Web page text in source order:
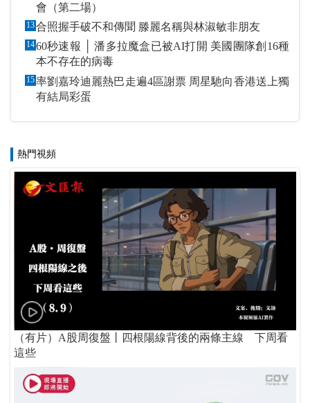
會（第二場）
13 合照握手破不和傳聞 滕麗名稱與林淑敏非朋友
1460秒速報 │ 潘多拉魔盒已被AI打開 美國團隊創16種
本不存在的病毒
15率劉嘉玲迪麗熱巴走遍4區謝票 周星馳向香港送上獨
有結局彩蛋
熱門視頻
（有片）A股周復盤丨四根陽線背後的兩條主線 下周看
這些